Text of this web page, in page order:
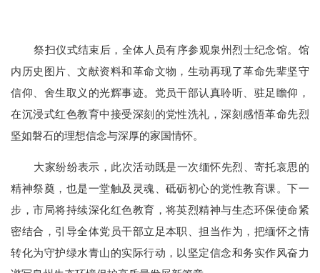
祭扫仪式结束后，全体人员有序参观泉州烈士纪念馆。馆
内历史图片、文献资料和革命文物，生动再现了革命先辈坚守
信仰、舍生取义的光辉事迹。党员干部认真聆听、驻足瞻仰，
在沉浸式红色教育中接受深刻的党性洗礼，深刻感悟革命先烈
坚如磐石的理想信念与深厚的家国情怀。
大家纷纷表示，此次活动既是一次缅怀先烈、寄托哀思的
精神祭奠，也是一堂触及灵魂、砥砺初心的党性教育课。下一
步，市局将持续深化红色教育，将英烈精神与生态环保使命紧
密结合，引导全体党员干部立足本职、担当作为，把缅怀之情
转化为守护绿水青山的实际行动，以坚定信念和务实作风奋力